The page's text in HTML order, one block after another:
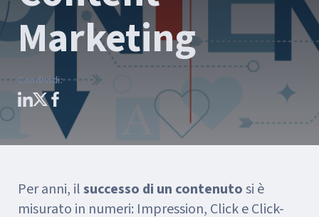
Marketing
Condividi:
Per anni, ilsuccesso di un contenutosi è
misurato in numeri: Impression, Click e Click-